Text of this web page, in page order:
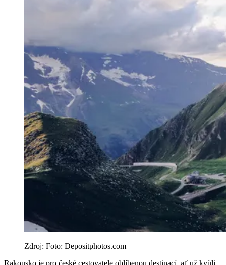
Zdroj: Foto: Depositphotos.com